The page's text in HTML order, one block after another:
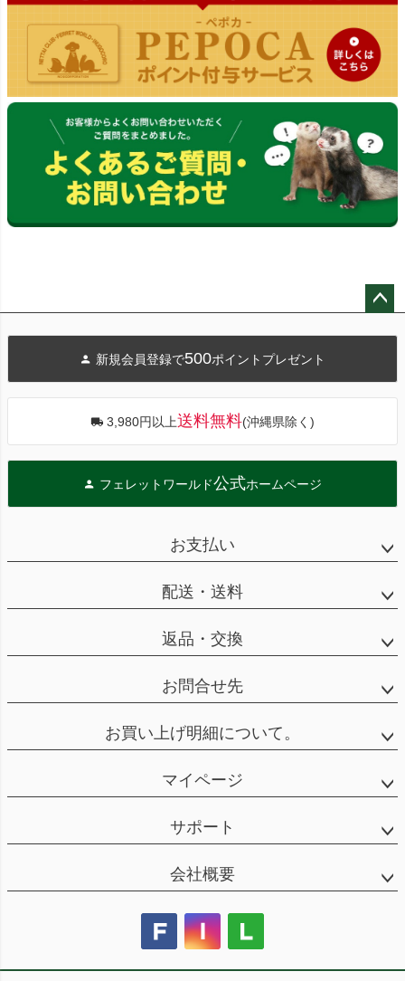
へ
新規会員登録で500ポイントプレゼント
3,980円以上送料無料(沖縄県除く)
フェレットワールド公式ホームページ
お支払い
配送・送料
返品・交換
お問合せ先
お買い上げ明細について。
マイページ
サポート
会社概要